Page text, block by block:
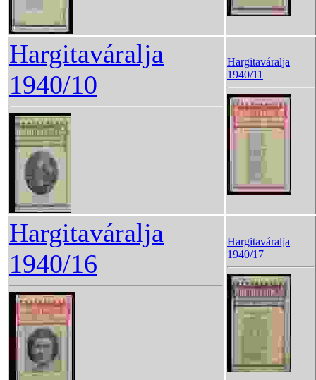
Hargitaváralja
1940/10
Hargitaváralja
1940/11
Hargitaváralja
1940/16
Hargitaváralja
1940/17